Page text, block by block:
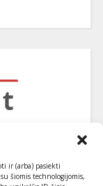
ir (arba) pasiekti
šiomis technologijomis,